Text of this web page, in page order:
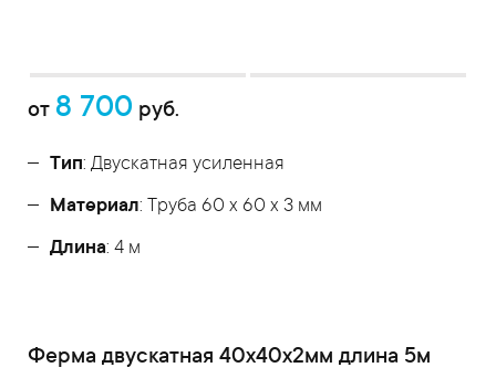
от 8 700 руб.
Тип: Двускатная усиленная
Материал: Труба 60 x 60 x 3 мм
Длина: 4 м
Ферма двускатная 40x40x2мм длина 5м